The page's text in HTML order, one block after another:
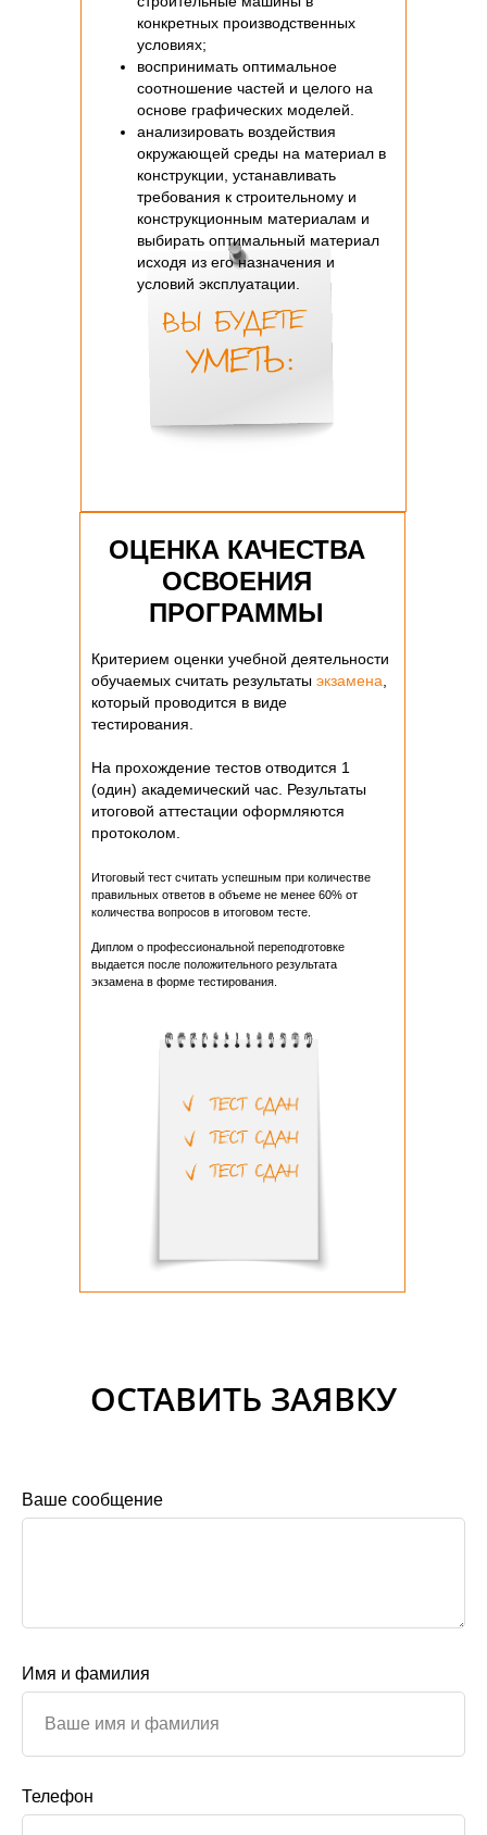
конкретных производственных
условиях;
воспринимать оптимальное
соотношение частей и целого на
основе графических моделей.
анализировать воздействия
окружающей среды на материал в
конструкции, устанавливать
требования к строительному и
конструкционным материалам и
выбирать оптимальный материал
исходя из его назначения и
условий эксплуатации.
Критерием оценки учебной деятельности
обучаемых считать результаты экзамена,
который проводится в виде
тестирования.
На прохождение тестов отводится 1
(один) академический час. Результаты
итоговой аттестации оформляются
протоколом.
Итоговый тест считать успешным при количестве
правильных ответов в объеме не менее 60% от
количества вопросов в итоговом тесте.
Диплом о профессиональной переподготовке
выдается после положительного результата
экзамена в форме тестирования.
ОЦЕНКА КАЧЕСТВА
ОСВОЕНИЯ
ПРОГРАММЫ
ОСТАВИТЬ ЗАЯВКУ
Ваше сообщение
Имя и фамилия
Телефон